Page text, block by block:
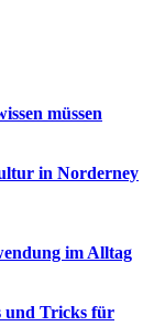
müssen
in Norderney
im Alltag
und Tricks für